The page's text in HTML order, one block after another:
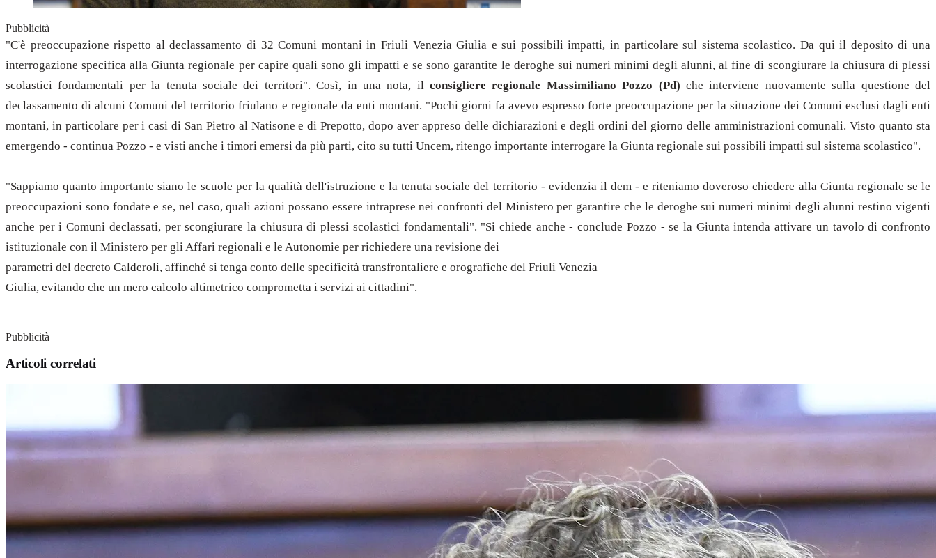
Pubblicità
"C'è preoccupazione rispetto al declassamento di 32 Comuni montani in Friuli Venezia Giulia e sui possibili impatti, in particolare sul sistema scolastico. Da qui il deposito di una
interrogazione specifica alla Giunta regionale per capire quali sono gli impatti e se sono garantite le deroghe sui numeri minimi degli alunni, al fine di scongiurare la chiusura di plessi
scolastici fondamentali per la tenuta sociale dei territori". Così, in una nota, ilconsigliere regionale Massimiliano Pozzo (Pd)che interviene nuovamente sulla questione del
declassamento di alcuni Comuni del territorio friulano e regionale da enti montani. "Pochi giorni fa avevo espresso forte preoccupazione per la situazione dei Comuni esclusi dagli enti
montani, in particolare per i casi di San Pietro al Natisone e di Prepotto, dopo aver appreso delle dichiarazioni e degli ordini del giorno delle amministrazioni comunali. Visto quanto sta
emergendo - continua Pozzo - e visti anche i timori emersi da più parti, cito su tutti Uncem, ritengo importante interrogare la Giunta regionale sui possibili impatti sul sistema scolastico".
"Sappiamo quanto importante siano le scuole per la qualità dell'istruzione e la tenuta sociale del territorio - evidenzia il dem - e riteniamo doveroso chiedere alla Giunta regionale se le
preoccupazioni sono fondate e se, nel caso, quali azioni possano essere intraprese nei confronti del Ministero per garantire che le deroghe sui numeri minimi degli alunni restino vigenti
anche per i Comuni declassati, per scongiurare la chiusura di plessi scolastici fondamentali". "Si chiede anche - conclude Pozzo - se la Giunta intenda attivare un tavolo di confronto
istituzionale con il Ministero per gli Affari regionali e le Autonomie per richiedere una revisione dei
parametri del decreto Calderoli, affinché si tenga conto delle specificità transfrontaliere e orografiche del Friuli Venezia
Giulia, evitando che un mero calcolo altimetrico comprometta i servizi ai cittadini".
Pubblicità
Articoli correlati